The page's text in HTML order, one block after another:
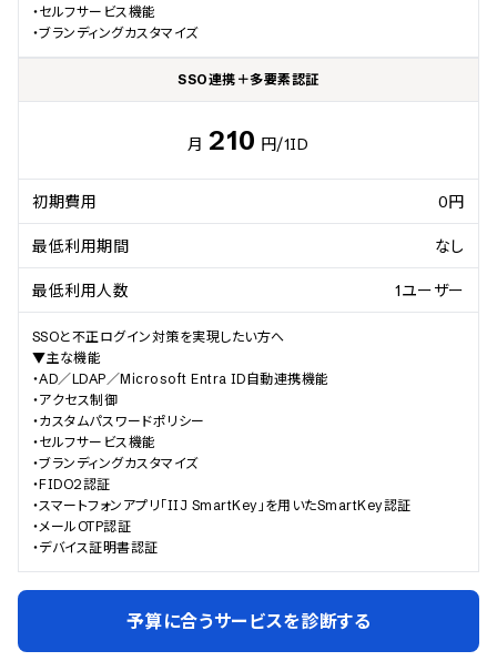
・セルフサービス機能
・ブランディングカスタマイズ
SSO連携＋多要素認証
月 210 円/1ID
初期費用 0円
最低利用期間 なし
最低利用人数 1ユーザー
SSOと不正ログイン対策を実現したい方へ
▼主な機能
・AD／LDAP／Microsoft Entra ID自動連携機能
・アクセス制御
・カスタムパスワードポリシー
・セルフサービス機能
・ブランディングカスタマイズ
・FIDO2認証
・スマートフォンアプリ「IIJ SmartKey」を用いたSmartKey認証
・メールOTP認証
・デバイス証明書認証
予算に合うサービスを診断する